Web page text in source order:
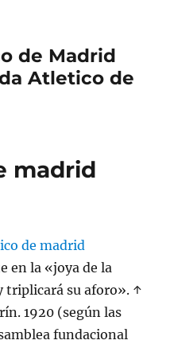
de Madrid
Atletico de
madrid
en la «joya de la
triplicará su aforo». ↑
1920 (según las
fundacional